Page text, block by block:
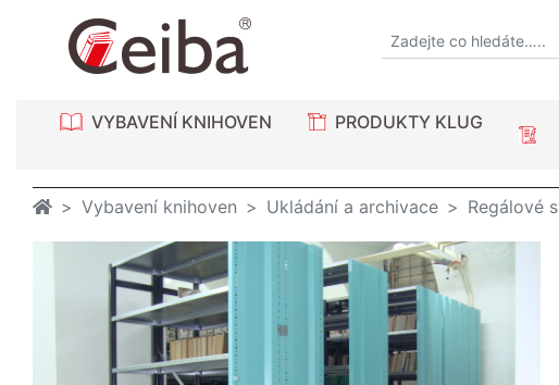
VYBAVENÍ KNIHOVEN PRODUKTY KLUG
Vybavení knihoven Ukládání a archivace Regálové